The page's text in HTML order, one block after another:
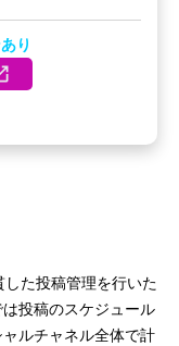
り
た投稿管理を行いた
投稿のスケジュール
ルチャネル全体で計